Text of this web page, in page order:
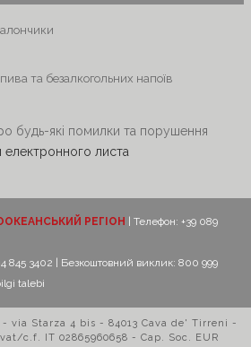
та безалкогольних напоїв
будь-які помилки та порушення
електронного листа
РЕГІОН
| Телефон: +39 089
845 3402 | Безкоштовний виклик: 800 999
talebi
via Starza 4 bis - 84013 Cava de' Tirreni -
c.f. IT 02865960658 - Cap. Soc. EUR